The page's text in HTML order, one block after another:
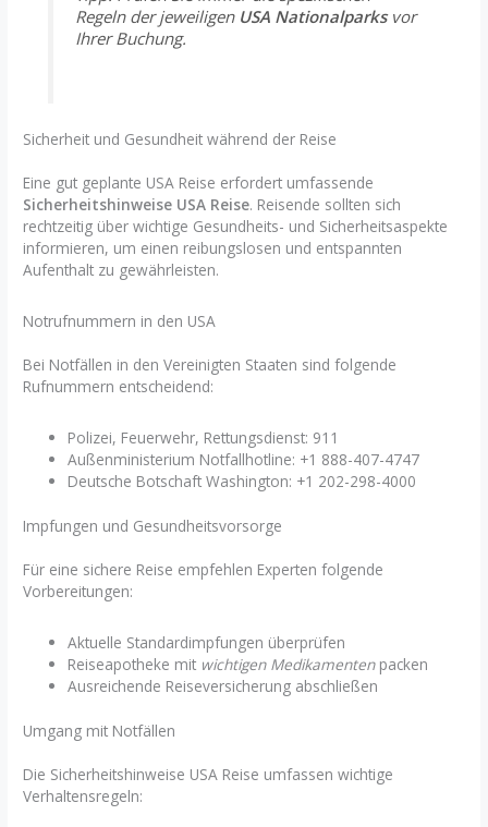
Regeln der jeweiligen USA Nationalparksvor
Ihrer Buchung.
Sicherheit und Gesundheit während der Reise
Eine gut geplante USA Reise erfordert umfassende
Sicherheitshinweise USA Reise. Reisende sollten sich
rechtzeitig über wichtige Gesundheits- und Sicherheitsaspekte
informieren, um einen reibungslosen und entspannten
Aufenthalt zu gewährleisten.
Notrufnummern in den USA
Bei Notfällen in den Vereinigten Staaten sind folgende
Rufnummern entscheidend:
Polizei, Feuerwehr, Rettungsdienst: 911
Außenministerium Notfallhotline: +1 888-407-4747
Deutsche Botschaft Washington: +1 202-298-4000
Impfungen und Gesundheitsvorsorge
Für eine sichere Reise empfehlen Experten folgende
Vorbereitungen:
Aktuelle Standardimpfungen überprüfen
Reiseapotheke mit wichtigen Medikamentenpacken
Ausreichende Reiseversicherung abschließen
Umgang mit Notfällen
Die Sicherheitshinweise USA Reise umfassen wichtige
Verhaltensregeln: